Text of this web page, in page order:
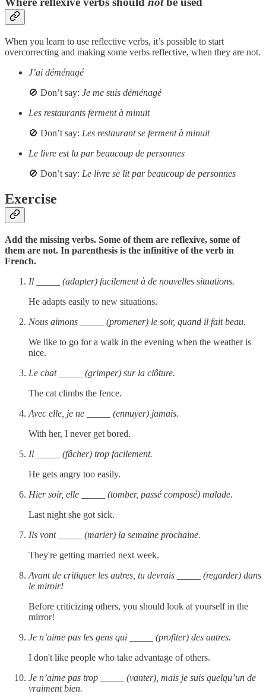
When you learn to use reflective verbs, it’s possible to start
overcorrecting and making some verbs reflective, when they are not.
J’ai déménagé
🚫 Don’t say: Je me suis déménagé
Les restaurants ferment à minuit
🚫 Don’t say: Les restaurant se ferment à minuit
Le livre est lu par beaucoup de personnes
🚫 Don’t say: Le livre se lit par beaucoup de personnes
Exercise
Add the missing verbs. Some of them are reflexive, some of
them are not. In parenthesis is the infinitive of the verb in
French.
Il _____ (adapter) facilement à de nouvelles situations.
He adapts easily to new situations.
Nous aimons _____ (promener) le soir, quand il fait beau.
We like to go for a walk in the evening when the weather is
nice.
Le chat _____ (grimper) sur la clôture.
The cat climbs the fence.
Avec elle, je ne _____ (ennuyer) jamais.
With her, I never get bored.
Il _____ (fâcher) trop facilement.
He gets angry too easily.
Hier soir, elle _____ (tomber, passé composé) malade.
Last night she got sick.
Ils vont _____ (marier) la semaine prochaine.
They're getting married next week.
Avant de critiquer les autres, tu devrais _____ (regarder) dans
le miroir!
Before criticizing others, you should look at yourself in the
mirror!
Je n’aime pas les gens qui _____ (profiter) des autres.
I don't like people who take advantage of others.
Je n’aime pas trop _____ (vanter), mais je suis quelqu’un de
vraiment bien.